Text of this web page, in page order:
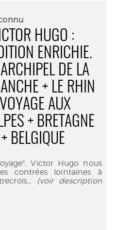
HUGO :
ENRICHIE.
DE LA
+ LE RHIN
AUX
+ BRETAGNE
BELGIQUE
Victor Hugo nous
contrées lointaines à
... (voir description